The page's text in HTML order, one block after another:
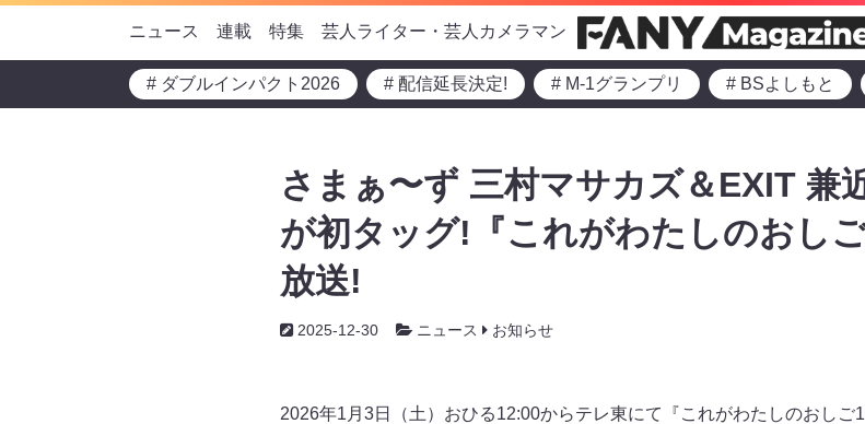
ニュース 連載 特集 芸人ライター・芸人カメラマン
# ダブルインパクト2026 # 配信延長決定! # M-1グランプリ # BSよしもと
さまぁ〜ず 三村マサカズ＆EXIT 兼
が初タッグ!『これがわたしのおし
放送!
2025-12-30 ニュース お知らせ
2026年1月3日（土）おひる12:00からテレ東にて『これがわたしのおしご